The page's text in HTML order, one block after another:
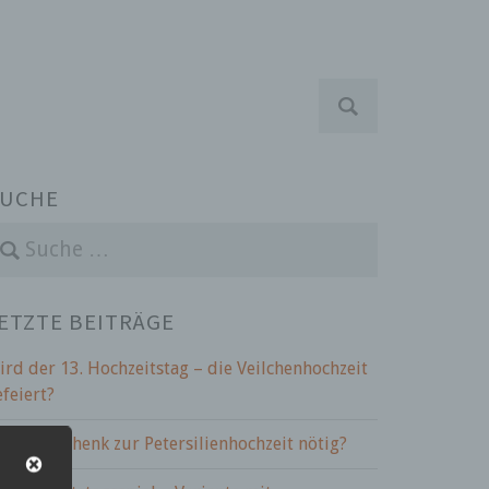
BEITRÄGE
der 13. Hochzeitstag – die Veilchenhochzeit
ein Geschenk zur Petersilienhochzeit nötig?